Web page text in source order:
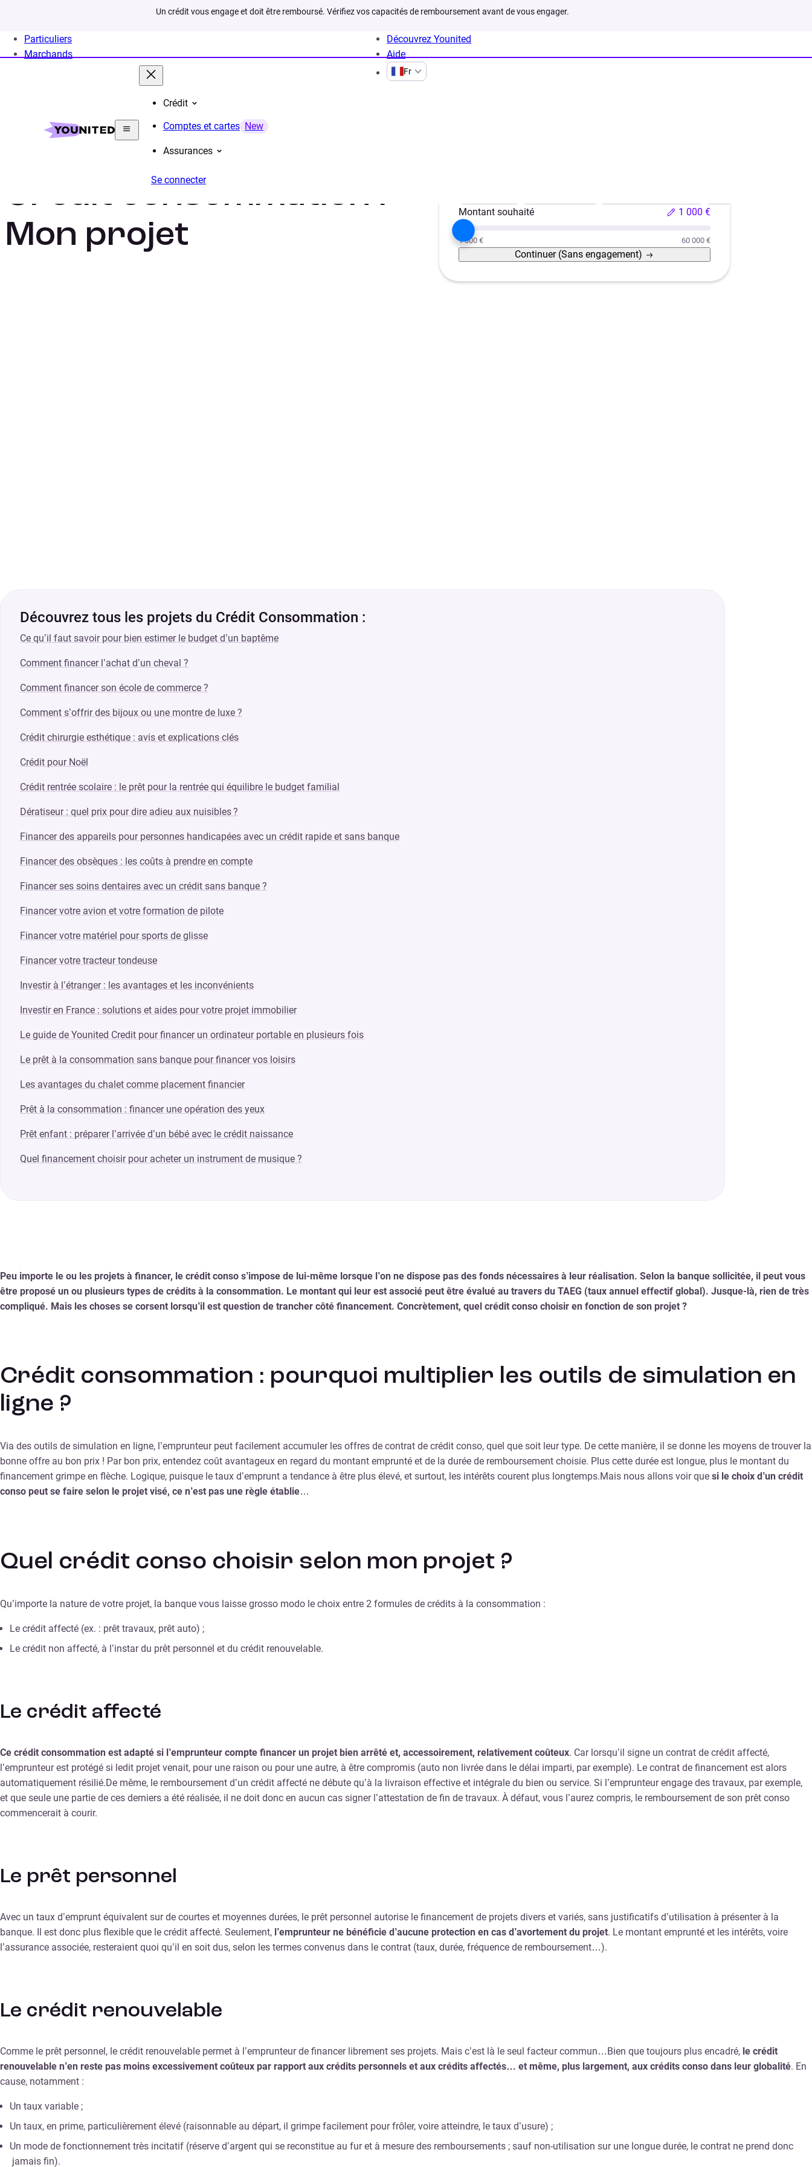
Un crédit vous engage et doit être remboursé. Vérifiez vos capacités de remboursement avant de vous engager.
Particuliers
Marchands
Découvrez Younited
Aide
Fr
Crédit
Comptes et cartes New
Assurances
Se connecter
Home Crédit Consommation
Crédit consommation :
Mon projet
Montant souhaité
1 000 €
1 000 € 60 000 €
Continuer (Sans engagement)
Découvrez tous les projets du Crédit Consommation :
Ce qu’il faut savoir pour bien estimer le budget d’un baptême
Comment financer l’achat d’un cheval ?
Comment financer son école de commerce ?
Comment s’offrir des bijoux ou une montre de luxe ?
Crédit chirurgie esthétique : avis et explications clés
Crédit pour Noël
Crédit rentrée scolaire : le prêt pour la rentrée qui équilibre le budget familial
Dératiseur : quel prix pour dire adieu aux nuisibles ?
Financer des appareils pour personnes handicapées avec un crédit rapide et sans banque
Financer des obsèques : les coûts à prendre en compte
Financer ses soins dentaires avec un crédit sans banque ?
Financer votre avion et votre formation de pilote
Financer votre matériel pour sports de glisse
Financer votre tracteur tondeuse
Investir à l’étranger : les avantages et les inconvénients
Investir en France : solutions et aides pour votre projet immobilier
Le guide de Younited Credit pour financer un ordinateur portable en plusieurs fois
Le prêt à la consommation sans banque pour financer vos loisirs
Les avantages du chalet comme placement financier
Prêt à la consommation : financer une opération des yeux
Prêt enfant : préparer l’arrivée d’un bébé avec le crédit naissance
Quel financement choisir pour acheter un instrument de musique ?
Peu importe le ou les projets à financer, le crédit conso s’impose de lui-même lorsque l’on ne dispose pas des fonds nécessaires à leur réalisation. Selon la banque sollicitée, il peut vous
être proposé un ou plusieurs types de crédits à la consommation. Le montant qui leur est associé peut être évalué au travers du TAEG (taux annuel effectif global). Jusque-là, rien de très
compliqué. Mais les choses se corsent lorsqu’il est question de trancher côté financement. Concrètement, quel crédit conso choisir en fonction de son projet ?
Crédit consommation : pourquoi multiplier les outils de simulation en
ligne ?
Via des outils de simulation en ligne, l’emprunteur peut facilement accumuler les offres de contrat de crédit conso, quel que soit leur type. De cette manière, il se donne les moyens de trouver la
bonne offre au bon prix ! Par bon prix, entendez coût avantageux en regard du montant emprunté et de la durée de remboursement choisie. Plus cette durée est longue, plus le montant du
financement grimpe en flèche. Logique, puisque le taux d’emprunt a tendance à être plus élevé, et surtout, les intérêts courent plus longtemps.Mais nous allons voir que si le choix d’un crédit
conso peut se faire selon le projet visé, ce n’est pas une règle établie…
Quel crédit conso choisir selon mon projet ?
Qu’importe la nature de votre projet, la banque vous laisse grosso modo le choix entre 2 formules de crédits à la consommation :
Le crédit affecté (ex. : prêt travaux, prêt auto) ;
Le crédit non affecté, à l’instar du prêt personnel et du crédit renouvelable.
Le crédit affecté
Ce crédit consommation est adapté si l’emprunteur compte financer un projet bien arrêté et, accessoirement, relativement coûteux. Car lorsqu’il signe un contrat de crédit affecté,
l’emprunteur est protégé si ledit projet venait, pour une raison ou pour une autre, à être compromis (auto non livrée dans le délai imparti, par exemple). Le contrat de financement est alors
automatiquement résilié.De même, le remboursement d’un crédit affecté ne débute qu’à la livraison effective et intégrale du bien ou service. Si l’emprunteur engage des travaux, par exemple,
et que seule une partie de ces derniers a été réalisée, il ne doit donc en aucun cas signer l’attestation de fin de travaux. À défaut, vous l’aurez compris, le remboursement de son prêt conso
commencerait à courir.
Le prêt personnel
Avec un taux d’emprunt équivalent sur de courtes et moyennes durées, le prêt personnel autorise le financement de projets divers et variés, sans justificatifs d’utilisation à présenter à la
banque. Il est donc plus flexible que le crédit affecté. Seulement, l’emprunteur ne bénéficie d’aucune protection en cas d’avortement du projet. Le montant emprunté et les intérêts, voire
l’assurance associée, resteraient quoi qu’il en soit dus, selon les termes convenus dans le contrat (taux, durée, fréquence de remboursement…).
Le crédit renouvelable
Comme le prêt personnel, le crédit renouvelable permet à l’emprunteur de financer librement ses projets. Mais c’est là le seul facteur commun…Bien que toujours plus encadré, le crédit
renouvelable n’en reste pas moins excessivement coûteux par rapport aux crédits personnels et aux crédits affectés… et même, plus largement, aux crédits conso dans leur globalité. En
cause, notamment :
Un taux variable ;
Un taux, en prime, particulièrement élevé (raisonnable au départ, il grimpe facilement pour frôler, voire atteindre, le taux d’usure) ;
Un mode de fonctionnement très incitatif (réserve d’argent qui se reconstitue au fur et à mesure des remboursements ; sauf non-utilisation sur une longue durée, le contrat ne prend donc
jamais fin).